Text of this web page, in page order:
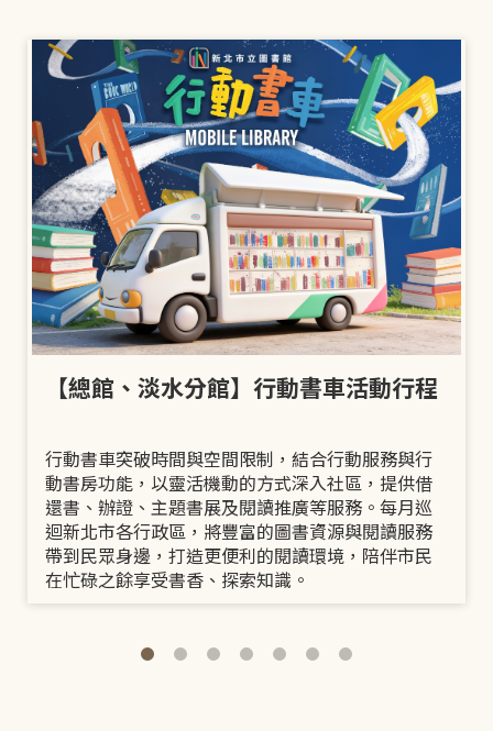
【總館、淡水分館】行動書車活動行程
行動書車突破時間與空間限制，結合行動服務與行
動書房功能，以靈活機動的方式深入社區，提供借
還書、辦證、主題書展及閱讀推廣等服務。每月巡
迴新北市各行政區，將豐富的圖書資源與閱讀服務
帶到民眾身邊，打造更便利的閱讀環境，陪伴市民
在忙碌之餘享受書香、探索知識。